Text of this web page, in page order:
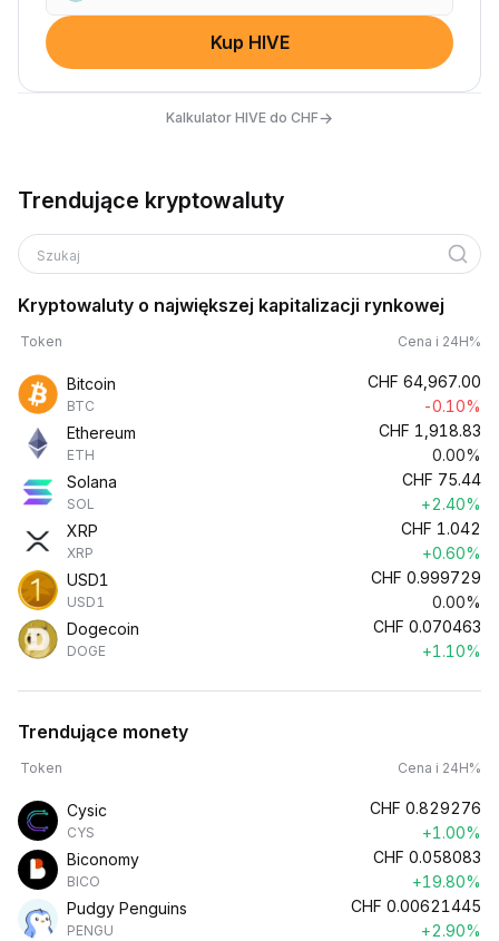
Kup HIVE
Kalkulator HIVE do CHF→
Trendujące kryptowaluty
Szukaj
Kryptowaluty o największej kapitalizacji rynkowej
Token Cena i 24H%
Bitcoin
BTC
CHF 64,967.00
-0.10%
Ethereum
ETH
CHF 1,918.83
0.00%
Solana
SOL
CHF 75.44
+2.40%
XRP
XRP
CHF 1.042
+0.60%
USD1
USD1
CHF 0.999729
0.00%
Dogecoin
DOGE
CHF 0.070463
+1.10%
Trendujące monety
Token Cena i 24H%
Cysic
CYS
CHF 0.829276
+1.00%
Biconomy
BICO
CHF 0.058083
+19.80%
Pudgy Penguins
PENGU
CHF 0.00621445
+2.90%